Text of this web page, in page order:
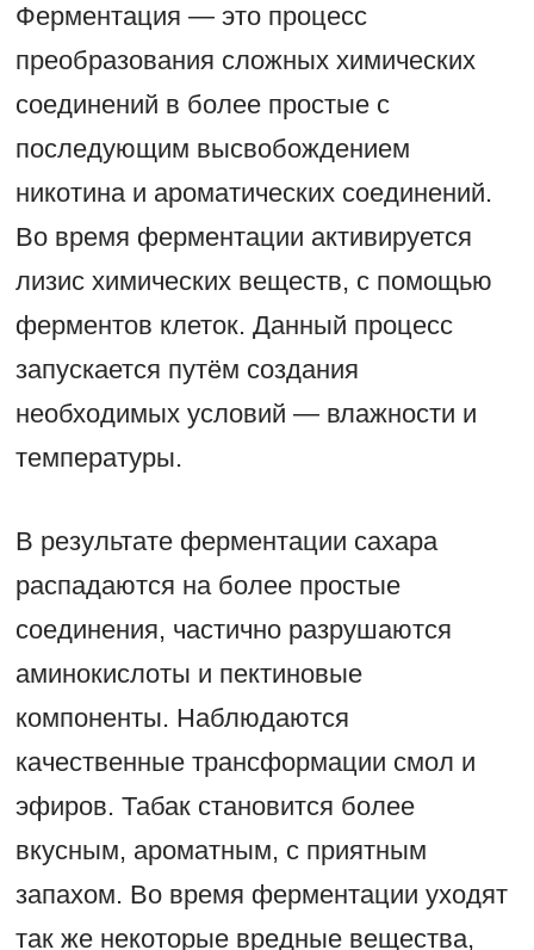
Ферментация — это процесс
преобразования сложных химических
соединений в более простые с
последующим высвобождением
никотина и ароматических соединений.
Во время ферментации активируется
лизис химических веществ, с помощью
ферментов клеток. Данный процесс
запускается путём создания
необходимых условий — влажности и
температуры.
В результате ферментации сахара
распадаются на более простые
соединения, частично разрушаются
аминокислоты и пектиновые
компоненты. Наблюдаются
качественные трансформации смол и
эфиров. Табак становится более
вкусным, ароматным, с приятным
запахом. Во время ферментации уходят
так же некоторые вредные вещества,